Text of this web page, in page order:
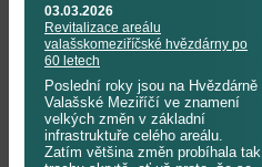
03.03.2026
Revitalizace areálu
valašskomeziříčské hvězdárny po
60 letech
Poslední roky jsou na Hvězdárně
Valašské Meziříčí ve znamení
velkých změn v základní
infrastruktuře celého areálu.
Zatím většina změn probíhala tak